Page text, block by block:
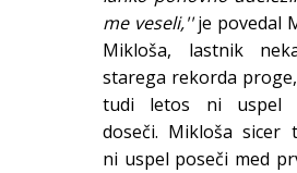
me veseli,''je povedal
Mikloša, lastnik
starega rekorda
tudi letos ni uspel
doseči. Mikloša sicer
ni uspel poseči med